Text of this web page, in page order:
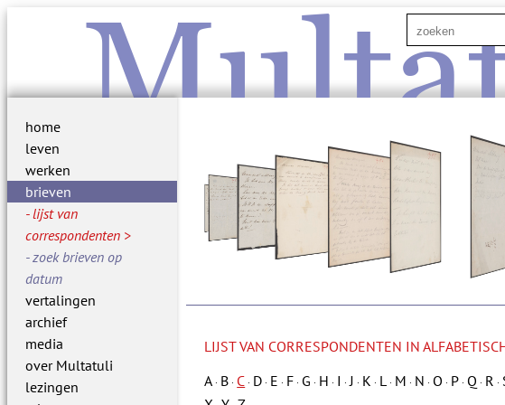
home
leven
werken
brieven
lijst van
correspondenten
zoek brieven op
datum
vertalingen
archief
media
over Multatuli
lezingen
LIJST VAN CORRESPONDENTEN IN
A · B · C · D · E · F · G · H · I · J · K · L · M · N ·O · P ·Q · R ·